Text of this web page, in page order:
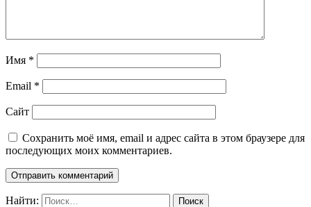
Имя *
Email *
Сайт
Сохранить моё имя, email и адрес сайта в этом браузере для
последующих моих комментариев.
Найти: